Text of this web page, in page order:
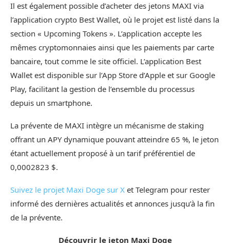
Il est également possible d’acheter des jetons MAXI via
l’application crypto Best Wallet, où le projet est listé dans la
section « Upcoming Tokens ». L’application accepte les
mêmes cryptomonnaies ainsi que les paiements par carte
bancaire, tout comme le site officiel. L’application Best
Wallet est disponible sur l’App Store d’Apple et sur Google
Play, facilitant la gestion de l’ensemble du processus
depuis un smartphone.
La prévente de MAXI intègre un mécanisme de staking
offrant un APY dynamique pouvant atteindre 65 %, le jeton
étant actuellement proposé à un tarif préférentiel de
0,0002823 $.
Suivez le projet Maxi Doge sur X et Telegram pour rester
informé des dernières actualités et annonces jusqu’à la fin
de la prévente.
Découvrir le jeton Maxi Doge